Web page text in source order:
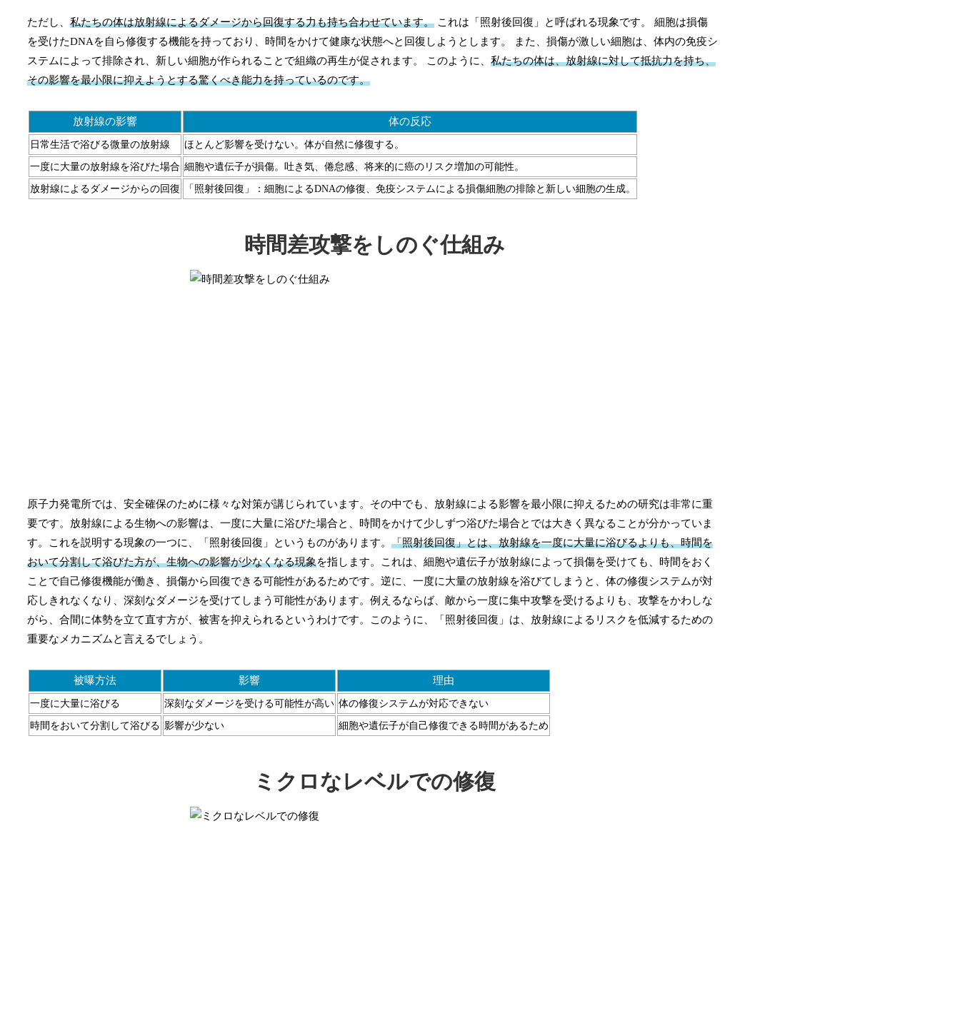
ただし、 私たちの体は放射線によるダメージから回復する力も持ち合わせています。 これは「照射後回復」と呼ばれる現象です。 細胞は損傷
を受けたDNAを自ら修復する機能を持っており、時間をかけて健康な状態へと回復しようとします。 また、損傷が激しい細胞は、体内の免疫シ
ステムによって排除され、新しい細胞が作られることで組織の再生が促されます。 このように、 私たちの体は、放射線に対して抵抗力を持ち、
その影響を最小限に抑えようとする驚くべき能力を持っているのです。
放射線の影響 体の反応
日常生活で浴びる微量の放射線 ほとんど影響を受けない。体が自然に修復する。
一度に大量の放射線を浴びた場合 細胞や遺伝子が損傷。吐き気、倦怠感、将来的に癌のリスク増加の可能性。
放射線によるダメージからの回復 「照射後回復」：細胞によるDNAの修復、免疫システムによる損傷細胞の排除と新しい細胞の生成。
時間差攻撃をしのぐ仕組み
原子力発電所では、安全確保のために様々な対策が講じられています。その中でも、放射線による影響を最小限に抑えるための研究は非常に重
要です。放射線による生物への影響は、一度に大量に浴びた場合と、時間をかけて少しずつ浴びた場合とでは大きく異なることが分かっていま
す。これを説明する現象の一つに、「照射後回復」というものがあります。 「照射後回復」とは、放射線を一度に大量に浴びるよりも、時間を
おいて分割して浴びた方が、生物への影響が少なくなる現象を指します。これは、細胞や遺伝子が放射線によって損傷を受けても、時間をおく
ことで自己修復機能が働き、損傷から回復できる可能性があるためです。逆に、一度に大量の放射線を浴びてしまうと、体の修復システムが対
応しきれなくなり、深刻なダメージを受けてしまう可能性があります。例えるならば、敵から一度に集中攻撃を受けるよりも、攻撃をかわしな
がら、合間に体勢を立て直す方が、被害を抑えられるというわけです。このように、「照射後回復」は、放射線によるリスクを低減するための
重要なメカニズムと言えるでしょう。
被曝方法 影響 理由
一度に大量に浴びる 深刻なダメージを受ける可能性が高い 体の修復システムが対応できない
時間をおいて分割して浴びる 影響が少ない 細胞や遺伝子が自己修復できる時間があるため
ミクロなレベルでの修復